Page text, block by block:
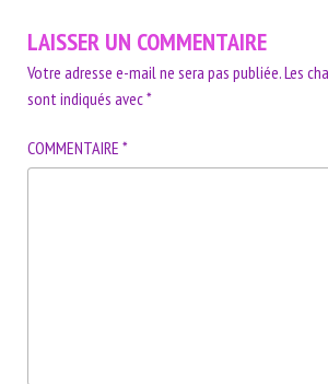
LAISSER UN COMMENTAIRE
Votre adresse e-mail ne sera pas publiée.Les
sont indiqués avec*
COMMENTAIRE *